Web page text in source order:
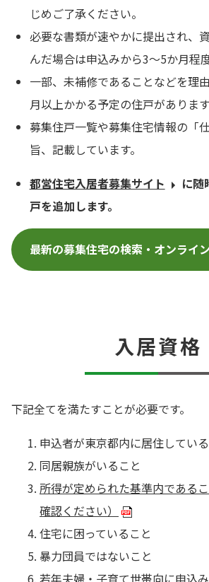
じめご了承ください。
必要な書類が速やかに提出され、
んだ場合は申込みから3～5か月程
一部、未補修であることなどを理
月以上かかる予定の住戸があります
募集住戸一覧や募集住宅情報の「
旨、記載しています。
都営住宅入居者募集サイト
に随
戸を追加します。
最新の募集住宅の検索・オンライ
入居資格
下記全てを満たすことが必要です。
申込者が東京都内に居住してい
同居親族がいること
所得が定められた基準内である
確認ください）
住宅に困っていること
暴力団員ではないこと
若年夫婦・子育て世帯向に申込